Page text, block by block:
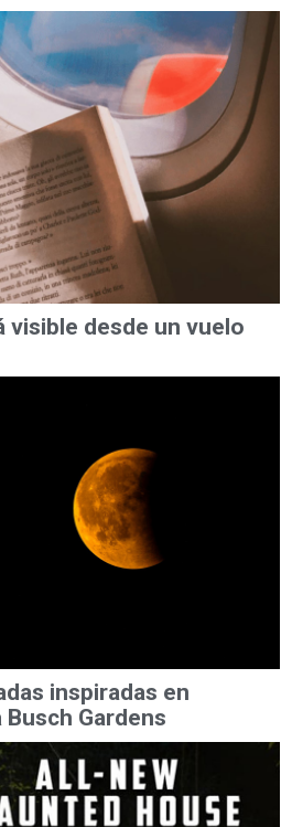
visible desde un vuelo
inspiradas en
Gardens